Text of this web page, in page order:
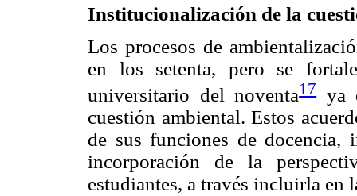
Institucionalización de la
Los procesos de
en los setenta, pero se
universitario del noventa17ya
cuestión ambiental. Estos
de sus funciones de docencia,
incorporación de la
estudiantes, a través incluirla en